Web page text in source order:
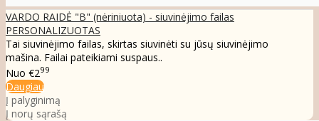
VARDO RAIDĖ "B" (nėriniuota) - siuvinėjimo failas
PERSONALIZUOTAS
Tai siuvinėjimo failas, skirtas siuvinėti su jūsų siuvinėjimo
mašina. Failai pateikiami suspaus..
Nuo €299
Daugiau
Į palyginimą
Į norų sąrašą